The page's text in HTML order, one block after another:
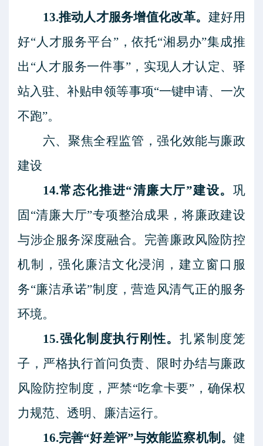
13.推动人才服务增值化改革。 建好用
好“人才服务平台”，依托“湘易办”集成推
出“人才服务一件事”，实现人才认定、驿
站入驻、补贴申领等事项“一键申请、一次
不跑”。
六、聚焦全程监管，强化效能与廉政
建设
14.常态化推进“清廉大厅”建设。 巩
固 “清廉大厅”专项整治成果，将廉政建设
与涉企服务深度融合。完善廉政风险防控
机制，强化廉洁文化浸润，建立窗口服
务“廉洁承诺”制度，营造风清气正的服务
环境。
15.强化制度执行刚性。扎紧制度笼
子，严格执行首问负责、限时办结与廉政
风险防控制度，严禁“吃拿卡要”，确保权
力规范、透明、廉洁运行。
16.完善“好差评”与效能监察机制。 健